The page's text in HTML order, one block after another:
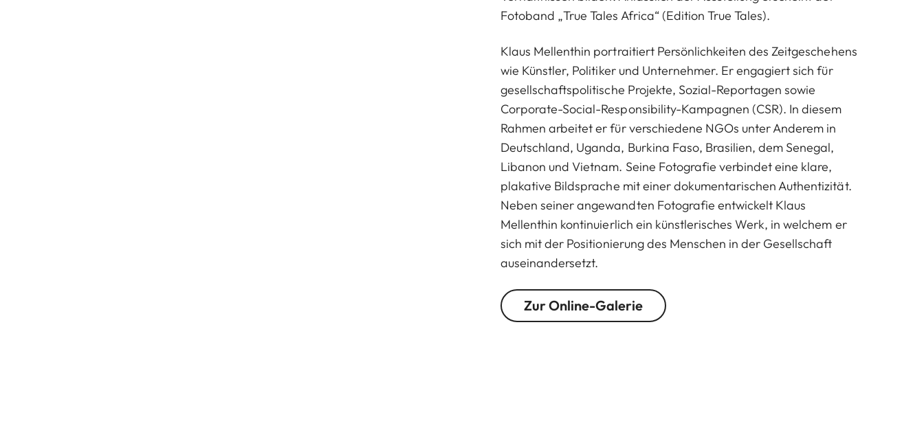
Fotoband „True Tales Africa“ (Edition True Tales).
Klaus Mellenthin portraitiert Persönlichkeiten des Zeitgeschehens
wie Künstler, Politiker und Unternehmer. Er engagiert sich für
gesellschaftspolitische Projekte, Sozial-Reportagen sowie
Corporate-Social-Responsibility-Kampagnen (CSR). In diesem
Rahmen arbeitet er für verschiedene NGOs unter Anderem in
Deutschland, Uganda, Burkina Faso, Brasilien, dem Senegal,
Libanon und Vietnam. Seine Fotografie verbindet eine klare,
plakative Bildsprache mit einer dokumentarischen Authentizität.
Neben seiner angewandten Fotografie entwickelt Klaus
Mellenthin kontinuierlich ein künstlerisches Werk, in welchem er
sich mit der Positionierung des Menschen in der Gesellschaft
auseinandersetzt.
Zur Online-Galerie